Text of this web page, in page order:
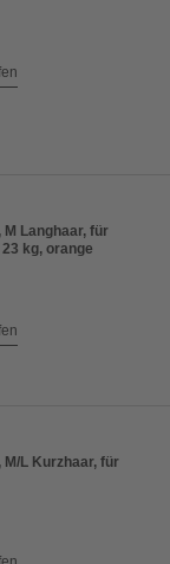
M Langhaar, für
kg, orange
M/L Kurzhaar, für